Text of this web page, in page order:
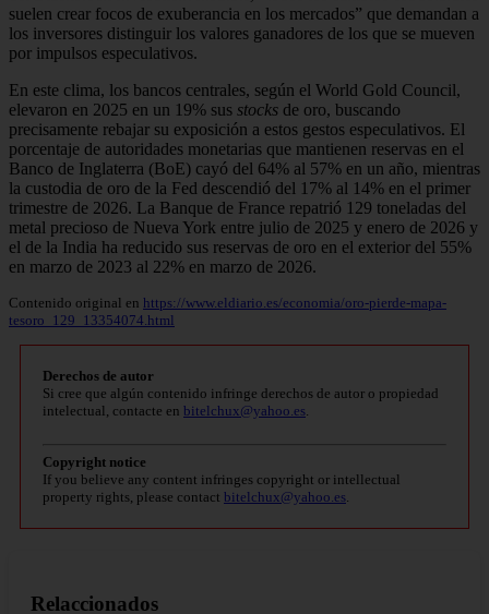
suelen crear focos de exuberancia en los mercados” que demandan a
los inversores distinguir los valores ganadores de los que se mueven
por impulsos especulativos.
En este clima, los bancos centrales, según el World Gold Council,
elevaron en 2025 en un 19% sus stocks de oro, buscando
precisamente rebajar su exposición a estos gestos especulativos. El
porcentaje de autoridades monetarias que mantienen reservas en el
Banco de Inglaterra (BoE) cayó del 64% al 57% en un año, mientras
la custodia de oro de la Fed descendió del 17% al 14% en el primer
trimestre de 2026. La Banque de France repatrió 129 toneladas del
metal precioso de Nueva York entre julio de 2025 y enero de 2026 y
el de la India ha reducido sus reservas de oro en el exterior del 55%
en marzo de 2023 al 22% en marzo de 2026.
Contenido original en https://www.eldiario.es/economia/oro-pierde-mapa-
tesoro_129_13354074.html
Derechos de autor
Si cree que algún contenido infringe derechos de autor o propiedad
intelectual, contacte en bitelchux@yahoo.es
Copyright notice
If you believe any content infringes copyright or intellectual
property rights, please contact bitelchux@yahoo.es
Relaccionados